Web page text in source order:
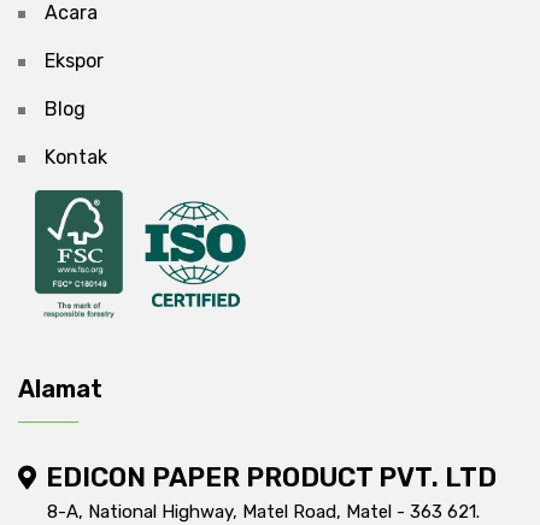
Acara
Ekspor
Blog
Kontak
Alamat
EDICON PAPER PRODUCT PVT. LTD
8-A, National Highway, Matel Road, Matel - 363 621.